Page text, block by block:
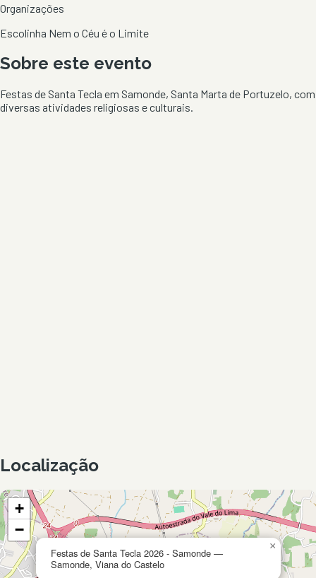
Organizações
Escolinha Nem o Céu é o Limite
Sobre este evento
Festas de Santa Tecla em Samonde, Santa Marta de Portuzelo, com
diversas atividades religiosas e culturais.
Localização
Festas de Santa Tecla 2026 - Samonde —
Samonde, Viana do Castelo
×
+
−